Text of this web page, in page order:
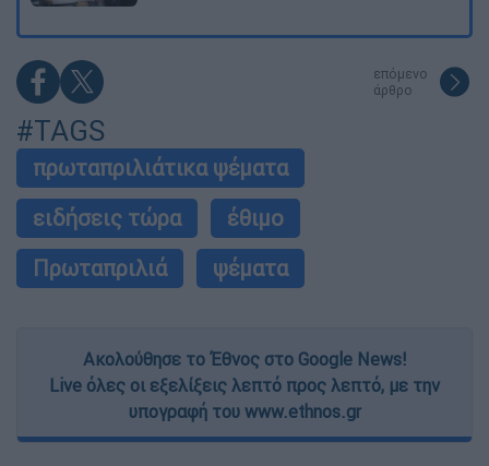
επόμενο
άρθρο
#TAGS
πρωταπριλιάτικα ψέματα
ειδήσεις τώρα
έθιμο
Πρωταπριλιά
ψέματα
Ακολούθησε το Έθνος στο Google News!
Live όλες οι εξελίξεις λεπτό προς λεπτό, με την
υπογραφή του www.ethnos.gr